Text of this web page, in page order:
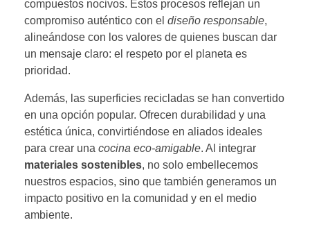
compuestos nocivos. Estos procesos reflejan un
compromiso auténtico con el diseño responsable,
alineándose con los valores de quienes buscan dar
un mensaje claro: el respeto por el planeta es
prioridad.
Además, las superficies recicladas se han convertido
en una opción popular. Ofrecen durabilidad y una
estética única, convirtiéndose en aliados ideales
para crear una cocina eco-amigable. Al integrar
materiales sostenibles, no solo embellecemos
nuestros espacios, sino que también generamos un
impacto positivo en la comunidad y en el medio
ambiente.